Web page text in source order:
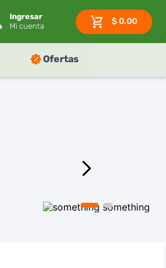
$0.00
Ofertas